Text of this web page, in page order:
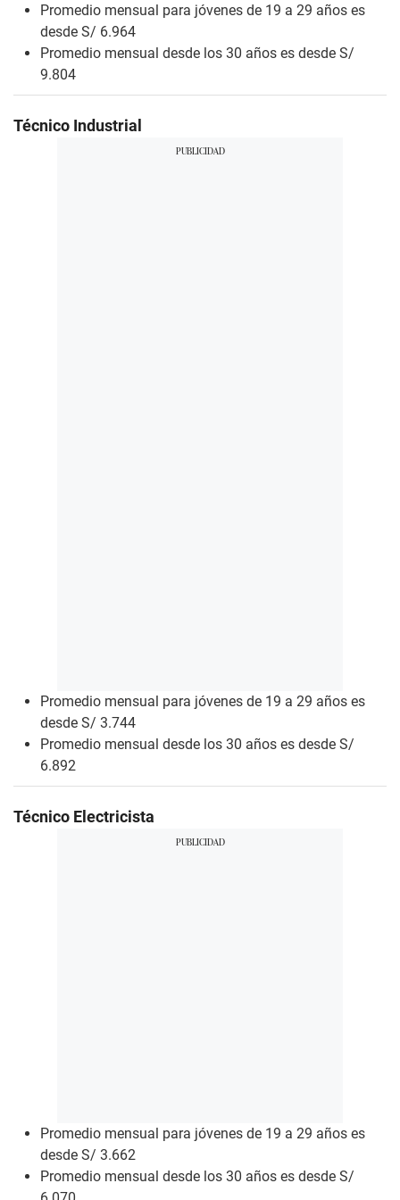
Promedio mensual para jóvenes de 19 a 29 años es
desde S/ 6.964
Promedio mensual desde los 30 años es desde S/
9.804
Técnico Industrial
Promedio mensual para jóvenes de 19 a 29 años es
desde S/ 3.744
Promedio mensual desde los 30 años es desde S/
6.892
Técnico Electricista
Promedio mensual para jóvenes de 19 a 29 años es
desde S/ 3.662
Promedio mensual desde los 30 años es desde S/